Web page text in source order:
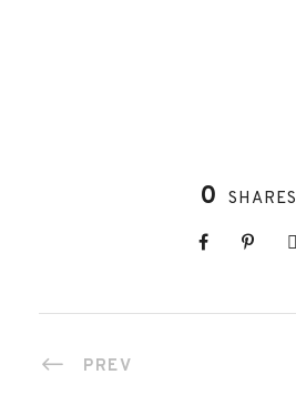
0 SHARES
PREV